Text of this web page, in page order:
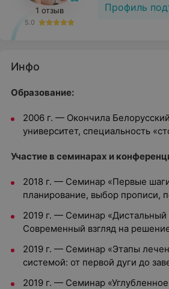
1 отзыв
5.0
Профиль
Инфо
Образование:
2006 г. — Окончила
университет, специальность
Участие в семинарах и
2018 г. — Семинар «Первые
планирование, выбор прописи,
2019 г. — Семинар
Современный взгляд на
2019 г. — Семинар «Этапы
системой: от первой дуги до
2019 г. — Семинар